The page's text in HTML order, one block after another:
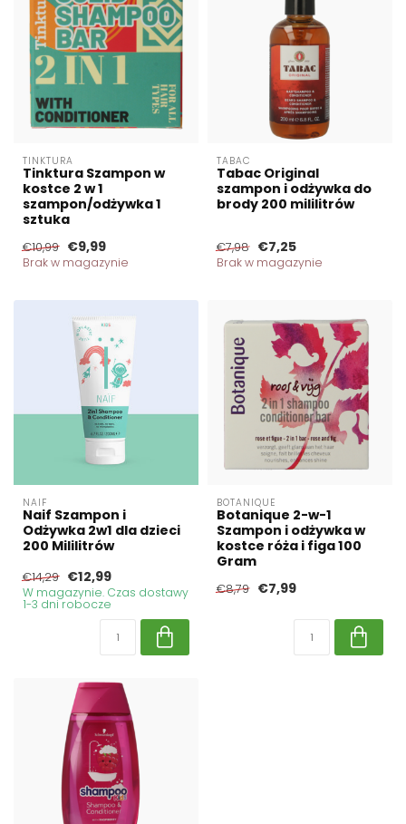
TINKTURA
Tinktura Szampon w
kostce 2 w 1
szampon/odżywka 1
sztuka
€10,99 €9,99
Brak w magazynie
TABAC
Tabac Original
szampon i odżywka do
brody 200 mililitrów
€7,98 €7,25
Brak w magazynie
NAIF
Naif Szampon i
Odżywka 2w1 dla dzieci
200 Mililitrów
€14,29 €12,99
W magazynie. Czas dostawy
1-3 dni robocze
BOTANIQUE
Botanique 2-w-1
Szampon i odżywka w
kostce róża i figa 100
Gram
€8,79 €7,99